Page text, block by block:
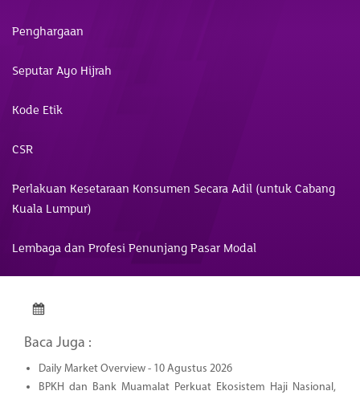
Penghargaan
Seputar Ayo Hijrah
Kode Etik
CSR
Perlakuan Kesetaraan Konsumen Secara Adil (untuk Cabang
Kuala Lumpur)
Lembaga dan Profesi Penunjang Pasar Modal
Baca Juga :
Daily Market Overview - 10 Agustus 2026
BPKH dan Bank Muamalat Perkuat Ekosistem Haji Nasional,